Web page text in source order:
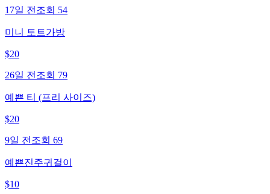
17일 전 조회 54
미니 토트가방
$20
26일 전 조회 79
예쁜 티 (프리 사이즈)
$20
9일 전 조회 69
예쁜진주귀걸이
$10